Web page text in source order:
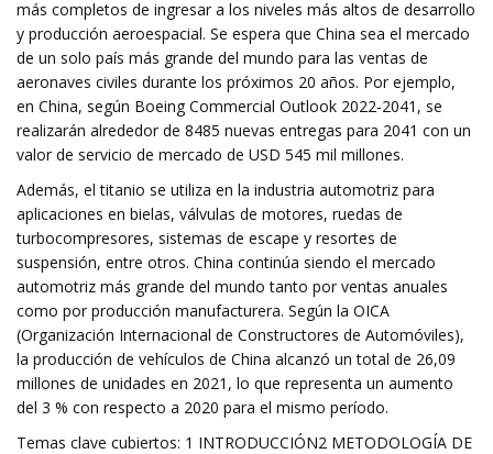
más completos de ingresar a los niveles más altos de desarrollo
y producción aeroespacial. Se espera que China sea el mercado
de un solo país más grande del mundo para las ventas de
aeronaves civiles durante los próximos 20 años. Por ejemplo,
en China, según Boeing Commercial Outlook 2022-2041, se
realizarán alrededor de 8485 nuevas entregas para 2041 con un
valor de servicio de mercado de USD 545 mil millones.
Además, el titanio se utiliza en la industria automotriz para
aplicaciones en bielas, válvulas de motores, ruedas de
turbocompresores, sistemas de escape y resortes de
suspensión, entre otros. China continúa siendo el mercado
automotriz más grande del mundo tanto por ventas anuales
como por producción manufacturera. Según la OICA
(Organización Internacional de Constructores de Automóviles),
la producción de vehículos de China alcanzó un total de 26,09
millones de unidades en 2021, lo que representa un aumento
del 3 % con respecto a 2020 para el mismo período.
Temas clave cubiertos: 1 INTRODUCCIÓN2 METODOLOGÍA DE